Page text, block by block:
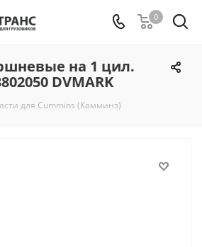
0
на 1 цил.
DVMARK
для Cummins (Камминз)